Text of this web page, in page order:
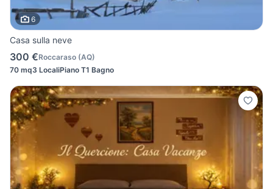
6
Casa sulla neve
300 €Roccaraso (AQ)
70 mq3 LocaliPiano T1 Bagno